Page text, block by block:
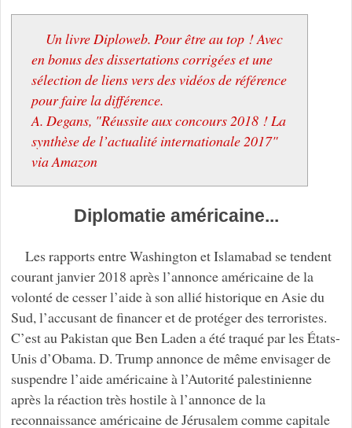
Un livre Diploweb. Pour être au top ! Avec
en bonus des dissertations corrigées et une
sélection de liens vers des vidéos de référence
pour faire la différence.
A. Degans, "Réussite aux concours 2018 ! La
synthèse de l’actualité internationale 2017"
via Amazon
Diplomatie américaine...
Les rapports entre Washington et Islamabad se tendent
courant janvier 2018 après l’annonce américaine de la
volonté de cesser l’aide à son allié historique en Asie du
Sud, l’accusant de financer et de protéger des terroristes.
C’est au Pakistan que Ben Laden a été traqué par les États-
Unis d’Obama. D. Trump annonce de même envisager de
suspendre l’aide américaine à l’Autorité palestinienne
après la réaction très hostile à l’annonce de la
reconnaissance américaine de Jérusalem comme capitale